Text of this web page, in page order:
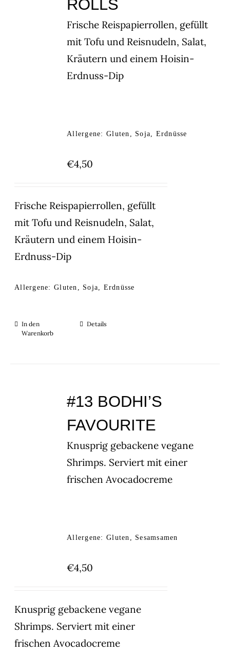
ROLLS
Frische Reispapierrollen, gefüllt
mit Tofu und Reisnudeln, Salat,
Kräutern und einem Hoisin-
Erdnuss-Dip
Allergene: Gluten, Soja, Erdnüsse
€4,50
Frische Reispapierrollen, gefüllt
mit Tofu und Reisnudeln, Salat,
Kräutern und einem Hoisin-
Erdnuss-Dip
Allergene: Gluten, Soja, Erdnüsse
In den
Warenkorb
Details
#13 BODHI’S
FAVOURITE
Knusprig gebackene vegane
Shrimps. Serviert mit einer
frischen Avocadocreme
Allergene: Gluten, Sesamsamen
€4,50
Knusprig gebackene vegane
Shrimps. Serviert mit einer
frischen Avocadocreme